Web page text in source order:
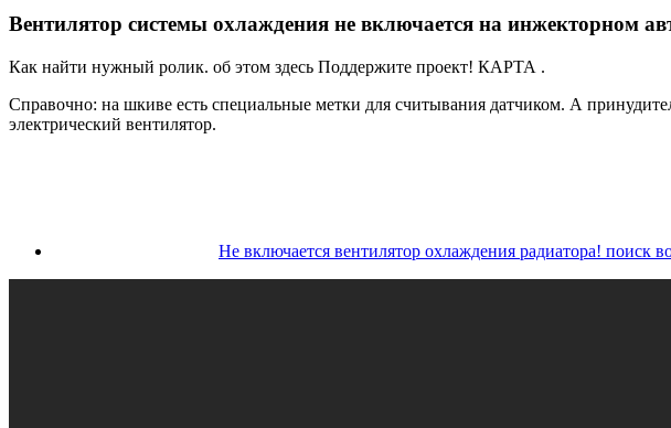
Вентилятор системы охлаждения не включается на инжекторном
Как найти нужный ролик. об этом здесь Поддержите проект! КАРТА .
Справочно: на шкиве есть специальные метки для считывания датчиком. А
электрический вентилятор.
Не включается вентилятор охлаждения радиатора! поиск